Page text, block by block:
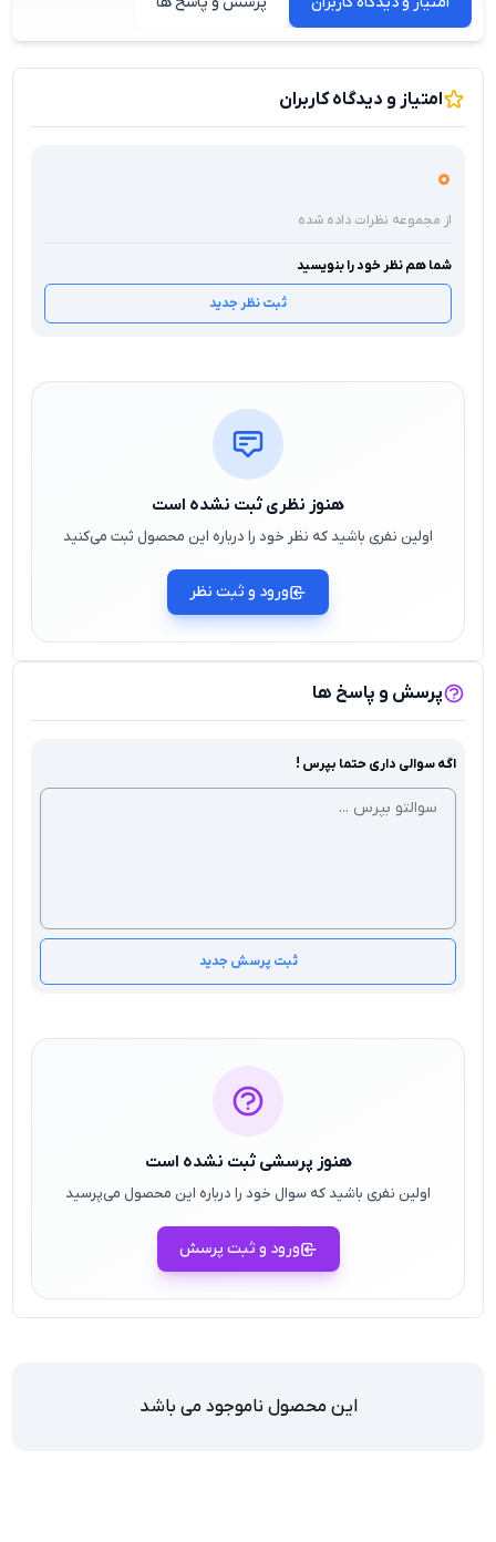
امتیاز و دیدگاه کاربران
0
از مجموعه نظرات داده شده
شما هم نظر خود را بنویسید
ثبت نظر جدید
هنوز نظری ثبت نشده است
اولین نفری باشید که نظر خود را درباره این محصول ثبت می‌کنید
ورود و ثبت نظر
پرسش و پاسخ ها
اگه سوالی داری حتما بپرس !
ثبت پرسش جدید
هنوز پرسشی ثبت نشده است
اولین نفری باشید که سوال خود را درباره این محصول می‌پرسید
ورود و ثبت پرسش
این محصول ناموجود می باشد